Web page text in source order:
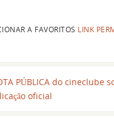
A FAVORITOS LINK
PÚBLICA do cineclube
oficial